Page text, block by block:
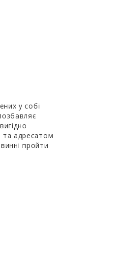
у собі
та адресатом
пройти